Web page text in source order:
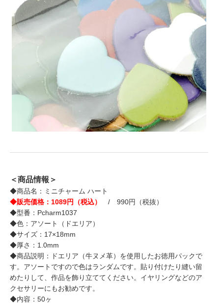
＜商品情報＞
◆商品名：ミニチャーム ハート
◆販売価格：1089円（税込）
/ 990円（税抜）
◆型番：Pcharm1037
◆色：アソート（ドエリア）
◆サイズ：17×18mm
◆厚さ：1.0mm
◆商品説明：ドエリア（牛ヌメ革）を使用したお徳用パックで
す。アソートですので色はランダムです。貼り付けたり縫い留
めたりして、作品を飾り立ててください。イヤリングなどのア
クセサリーにもお勧めです。
◆内容：50ヶ